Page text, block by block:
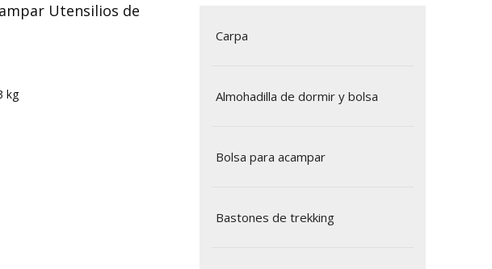
exterior
para acampar
Utensilios de
kg
Carpa
Almohadilla de dormir y bolsa
Bolsa para acampar
Bastones de trekking